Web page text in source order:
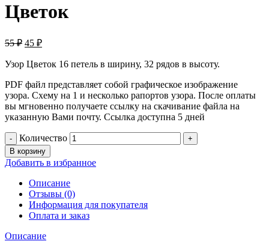
Цветок
55₽ 45 ₽
Узор Цветок 16 петель в ширину, 32 рядов в высоту.
PDF файл представляет собой графическое изображение
узора. Схему на 1 и несколько рапортов узора. После оплаты
вы мгновенно получаете ссылку на скачивание файла на
указанную Вами почту. Ссылка доступна 5 дней
Количество
В корзину
Добавить в избранное
Описание
Отзывы (0)
Информация для покупателя
Оплата и заказ
Описание